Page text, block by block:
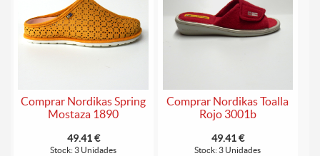
Comprar Nordikas Spring
Mostaza 1890
49.41 €
Stock: 3 Unidades
Comprar Nordikas Toalla
Rojo 3001b
49.41 €
Stock: 3 Unidades